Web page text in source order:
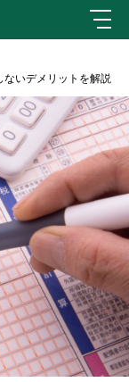
ないデメリットを解説